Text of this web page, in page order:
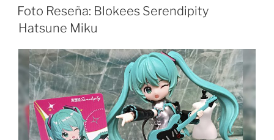
ON
Foto Reseña: Blokees Serendipity
Hatsune Miku